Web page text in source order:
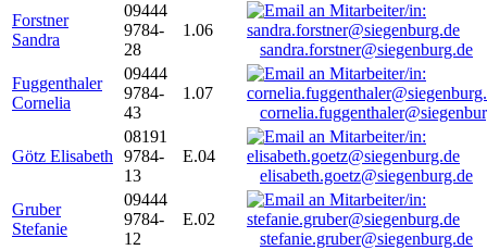
Forstner
Sandra
09444
9784-
28
1.06
sandra.forstner@siegenburg.de
Fuggenthaler
Cornelia
09444
9784-
43
1.07
Götz Elisabeth
08191
9784-
13
E.04
elisabeth.goetz@siegenburg.de
Gruber
Stefanie
09444
9784-
12
E.02
stefanie.gruber@siegenburg.de